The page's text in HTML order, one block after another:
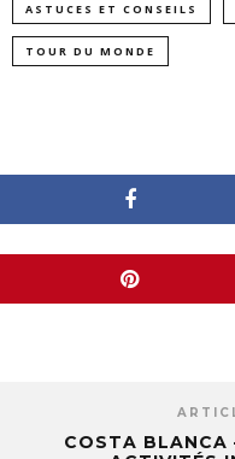
ASTUCES ET CONSEILS
TOUR DU MONDE
COSTA BLANCA